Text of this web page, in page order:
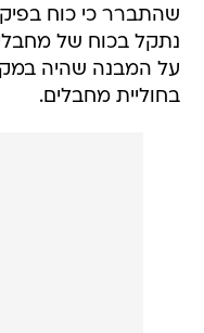
שהתברר כי כוח
נתקל בכוח של
על המבנה שהיה
בחוליית מחבלים.